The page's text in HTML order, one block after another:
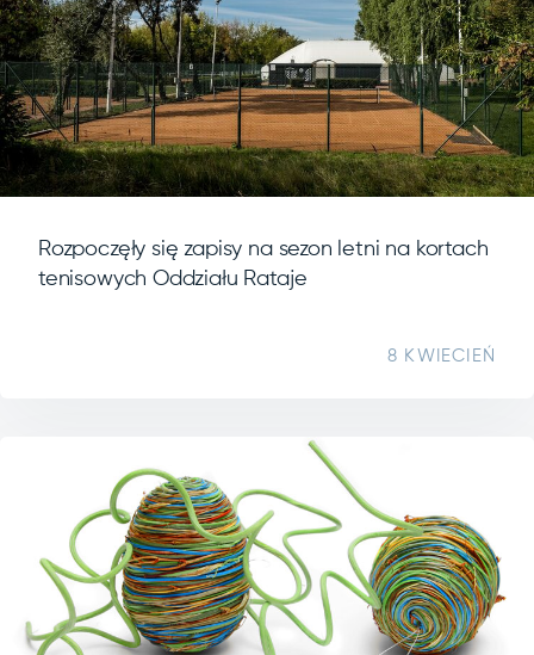
Rozpoczęły się zapisy na sezon letni na kortach
tenisowych Oddziału Rataje
8 KWIECIEŃ